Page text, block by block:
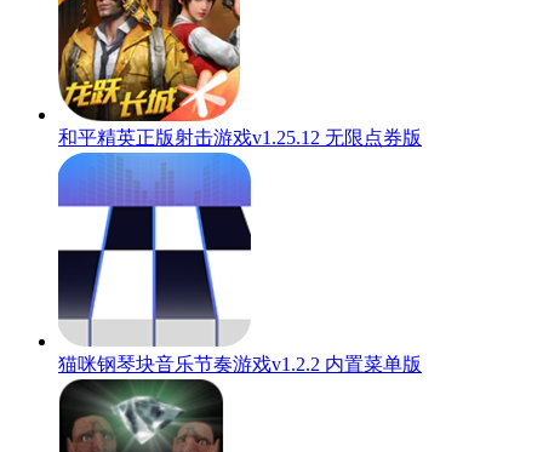
和平精英正版射击游戏v1.25.12 无限点券版
猫咪钢琴块音乐节奏游戏v1.2.2 内置菜单版